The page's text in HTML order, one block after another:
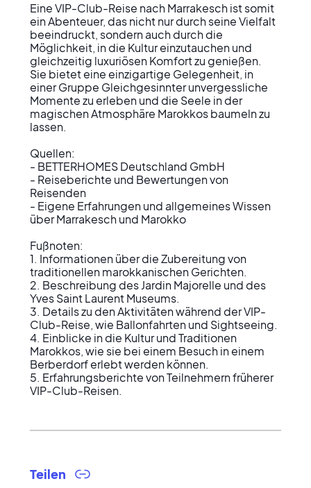
Eine VIP-Club-Reise nach Marrakesch ist somit
ein Abenteuer, das nicht nur durch seine Vielfalt
beeindruckt, sondern auch durch die
Möglichkeit, in die Kultur einzutauchen und
gleichzeitig luxuriösen Komfort zu genießen.
Sie bietet eine einzigartige Gelegenheit, in
einer Gruppe Gleichgesinnter unvergessliche
Momente zu erleben und die Seele in der
magischen Atmosphäre Marokkos baumeln zu
lassen.
Quellen:
- BETTERHOMES Deutschland GmbH
- Reiseberichte und Bewertungen von
Reisenden
- Eigene Erfahrungen und allgemeines Wissen
über Marrakesch und Marokko
Fußnoten:
1. Informationen über die Zubereitung von
traditionellen marokkanischen Gerichten.
2. Beschreibung des Jardin Majorelle und des
Yves Saint Laurent Museums.
3. Details zu den Aktivitäten während der VIP-
Club-Reise, wie Ballonfahrten und Sightseeing.
4. Einblicke in die Kultur und Traditionen
Marokkos, wie sie bei einem Besuch in einem
Berberdorf erlebt werden können.
5. Erfahrungsberichte von Teilnehmern früherer
VIP-Club-Reisen.
Teilen